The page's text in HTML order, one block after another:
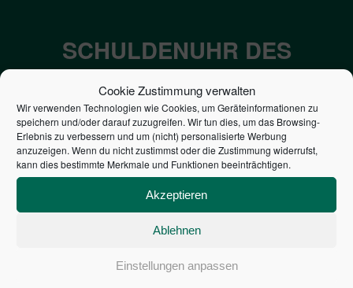
Cookie Zustimmung verwalten
Wir verwenden Technologien wie Cookies, um Geräteinformationen zu
speichern und/oder darauf zuzugreifen. Wir tun dies, um das Browsing-
Erlebnis zu verbessern und um (nicht) personalisierte Werbung
anzuzeigen. Wenn du nicht zustimmst oder die Zustimmung widerrufst,
kann dies bestimmte Merkmale und Funktionen beeinträchtigen.
Akzeptieren
Ablehnen
Einstellungen anpassen
SCHULDENUHR DES
BUNDES DER
STEUERZAHLER
7,052€
PRO SEKUNDE
1,601€